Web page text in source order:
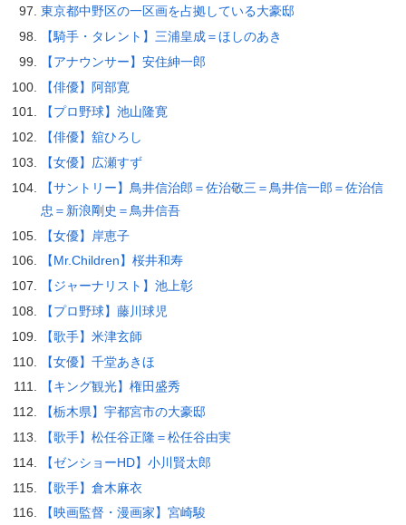
東京都中野区の一区画を占拠している大豪邸
【騎手・タレント】三浦皇成＝ほしのあき
【アナウンサー】安住紳一郎
【俳優】阿部寛
【プロ野球】池山隆寛
【俳優】舘ひろし
【女優】広瀬すず
【サントリー】鳥井信治郎＝佐治敬三＝鳥井信一郎＝佐治信
忠＝新浪剛史＝鳥井信吾
【女優】岸恵子
【Mr.Children】桜井和寿
【ジャーナリスト】池上彰
【プロ野球】藤川球児
【歌手】米津玄師
【女優】千堂あきほ
【キング観光】権田盛秀
【栃木県】宇都宮市の大豪邸
【歌手】松任谷正隆＝松任谷由実
【ゼンショーHD】小川賢太郎
【歌手】倉木麻衣
【映画監督・漫画家】宮崎駿